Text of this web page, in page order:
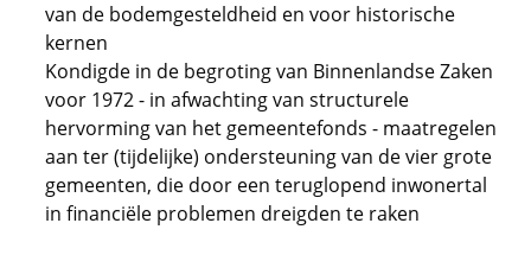
van de bodemgesteldheid en voor historische
kernen
Kondigde in de begroting van Binnenlandse Zaken
voor 1972 - in afwachting van structurele
hervorming van het gemeentefonds - maatregelen
aan ter (tijdelijke) ondersteuning van de vier grote
gemeenten, die door een teruglopend inwonertal
in financiële problemen dreigden te raken